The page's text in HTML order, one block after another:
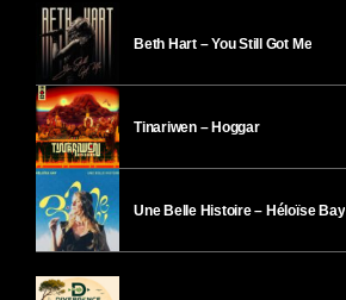
Beth Hart – You Still Got Me
Tinariwen – Hoggar
Une Belle Histoire – Héloïse Bay